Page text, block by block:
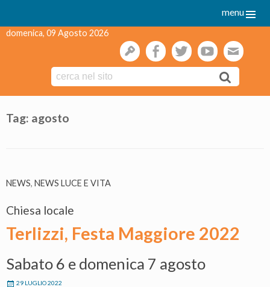
menu
domenica, 09 Agosto 2026
gestionefacebooktwitteryoutube
to
Tag: agosto
NEWS, NEWS LUCE E VITA
Chiesa locale
Terlizzi, Festa Maggiore 2022
Sabato 6 e domenica 7 agosto
29 LUGLIO 2022